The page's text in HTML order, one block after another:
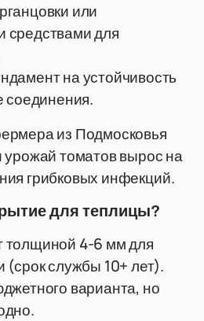
или
средствами для
на устойчивость
соединения.
из Подмосковья
урожай томатов вырос на
грибковых инфекций.
для теплицы?
толщиной 4-6 мм для
(срок службы 10+ лет).
варианта, но